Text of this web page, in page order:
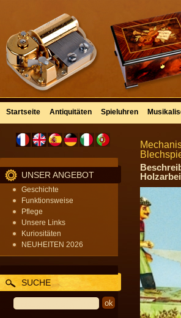
Startseite Antiquitäten Spieluhren
UNSER ANGEBOT
Geschichte
Funktionsweise
Pflege
Unsere Links
Kuriositäten
NEUHEITEN 2026
SUCHE